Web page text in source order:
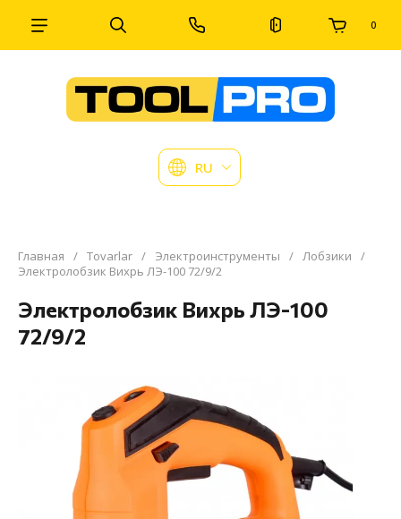
RU
0
Главная / Tovarlar / Электроинструменты / Лобзики
/
Электролобзик Вихрь ЛЭ-100 72/9/2
Электролобзик Вихрь ЛЭ-100
72/9/2